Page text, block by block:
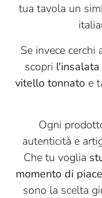
tua tavola un
Se invece cerchi
scopri
vitello tonnato e
Ogni
autenticità e
Che tu voglia
momento di
sono la scelta